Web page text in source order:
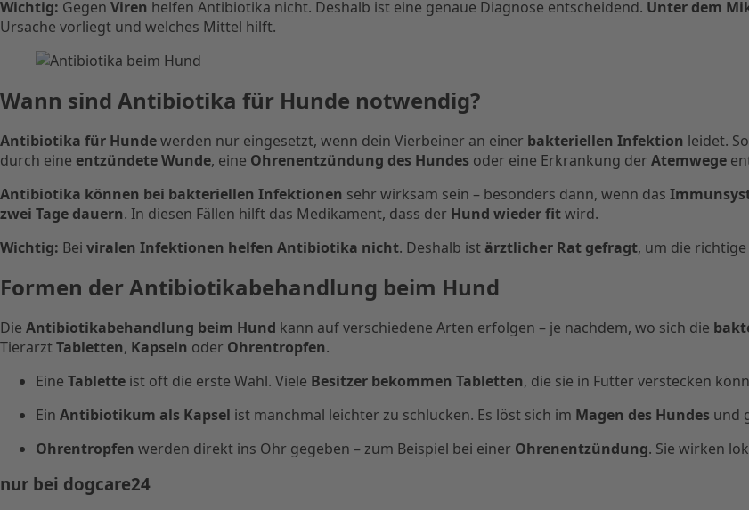
Wichtig: Gegen Viren helfen Antibiotika nicht. Deshalb ist eine genaue Diagnose entscheidend. Unter dem
Ursache vorliegt und welches Mittel hilft.
Wann sind Antibiotika für Hunde notwendig?
Antibiotika für Hundewerden nur eingesetzt, wenn dein Vierbeiner an einer bakteriellen Infektion leidet.
durch eine entzündete Wunde, eine Ohrenentzündung des Hundes oder eine Erkrankung der Atemwege
Antibiotika können bei bakteriellen Infektionen sehr wirksam sein – besonders dann, wenn das
zwei Tage dauern. In diesen Fällen hilft das Medikament, dass der Hund wieder fitwird.
Wichtig: Bei viralen Infektionen helfen Antibiotika nicht. Deshalb ist ärztlicher Rat gefragt, um die
Formen der Antibiotikabehandlung beim Hund
Die Antibiotikabehandlung beim Hund kann auf verschiedene Arten erfolgen – je nachdem, wo sich die
TierarztTabletten, Kapseln oder Ohrentropfen.
Eine Tablette ist oft die erste Wahl. Viele Besitzer bekommen Tabletten, die sie in Futter verstecken
Ein Antibiotikum als Kapsel ist manchmal leichter zu schlucken. Es löst sich im Magen des Hundes und
Ohrentropfen werden direkt ins Ohr gegeben – zum Beispiel bei einer Ohrenentzündung. Sie wirken
nur bei dogcare24